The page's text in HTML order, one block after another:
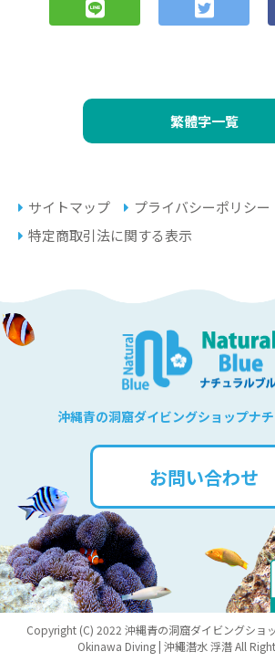
繁體字一覧
サイトマップ
プライバシーポリシー
特定商取引法に関する表示
沖縄青の洞窟ダイビングショップナ
お問い合わせ
Copyright (C) 2022 沖縄青の洞窟ダイビングショ
Okinawa Diving | 沖繩潛水 浮潛 All